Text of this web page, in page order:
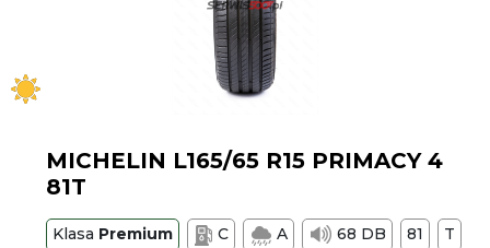
MICHELIN L165/65 R15 PRIMACY 4
81T
Klasa Premium C A 68 DB 81 T